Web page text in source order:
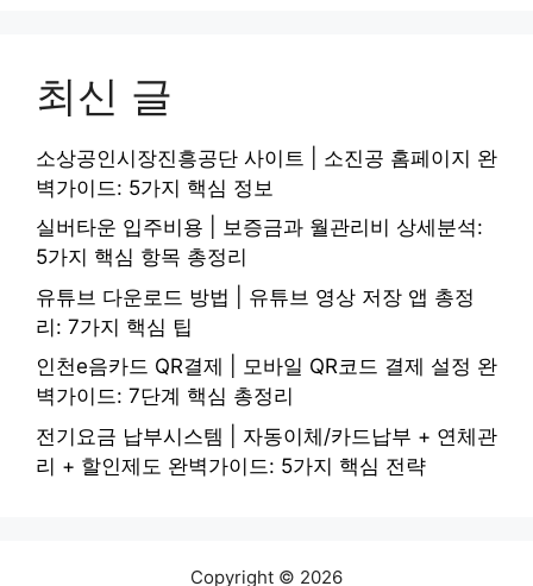
최신 글
소상공인시장진흥공단 사이트 | 소진공 홈페이지 완
벽가이드: 5가지 핵심 정보
실버타운 입주비용 | 보증금과 월관리비 상세분석:
5가지 핵심 항목 총정리
유튜브 다운로드 방법 | 유튜브 영상 저장 앱 총정
리: 7가지 핵심 팁
인천e음카드 QR결제 | 모바일 QR코드 결제 설정 완
벽가이드: 7단계 핵심 총정리
전기요금 납부시스템 | 자동이체/카드납부 + 연체관
리 + 할인제도 완벽가이드: 5가지 핵심 전략
Copyright © 2026